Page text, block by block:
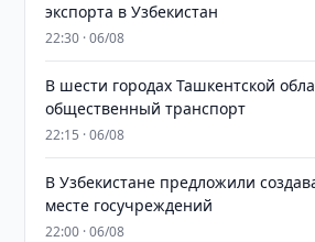
экспорта в Узбекистан
22:30 · 06/08
В шести городах Ташкентской
общественный транспорт
22:15 · 06/08
В Узбекистане предложили
месте госучреждений
22:00 · 06/08